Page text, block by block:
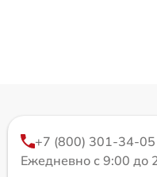
+7 (800) 301-34-05
Ежедневно с 9:00 до